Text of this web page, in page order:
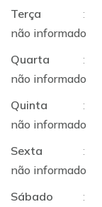
Terça
:
não informado
Quarta
:
não informado
Quinta
:
não informado
Sexta
:
não informado
Sábado
: